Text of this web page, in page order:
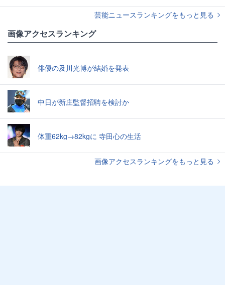
芸能ニュースランキングをもっと見る
画像アクセスランキング
俳優の及川光博が結婚を発表
中日が新庄監督招聘を検討か
体重62kg→82kgに 寺田心の生活
画像アクセスランキングをもっと見る